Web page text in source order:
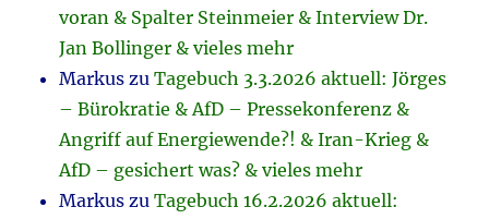
voran & Spalter Steinmeier & Interview Dr.
Jan Bollinger & vieles mehr
Markus zuTagebuch 3.3.2026 aktuell: Jörges
– Bürokratie & AfD – Pressekonferenz &
Angriff auf Energiewende?! & Iran-Krieg &
AfD – gesichert was? & vieles mehr
Markus zuTagebuch 16.2.2026 aktuell: